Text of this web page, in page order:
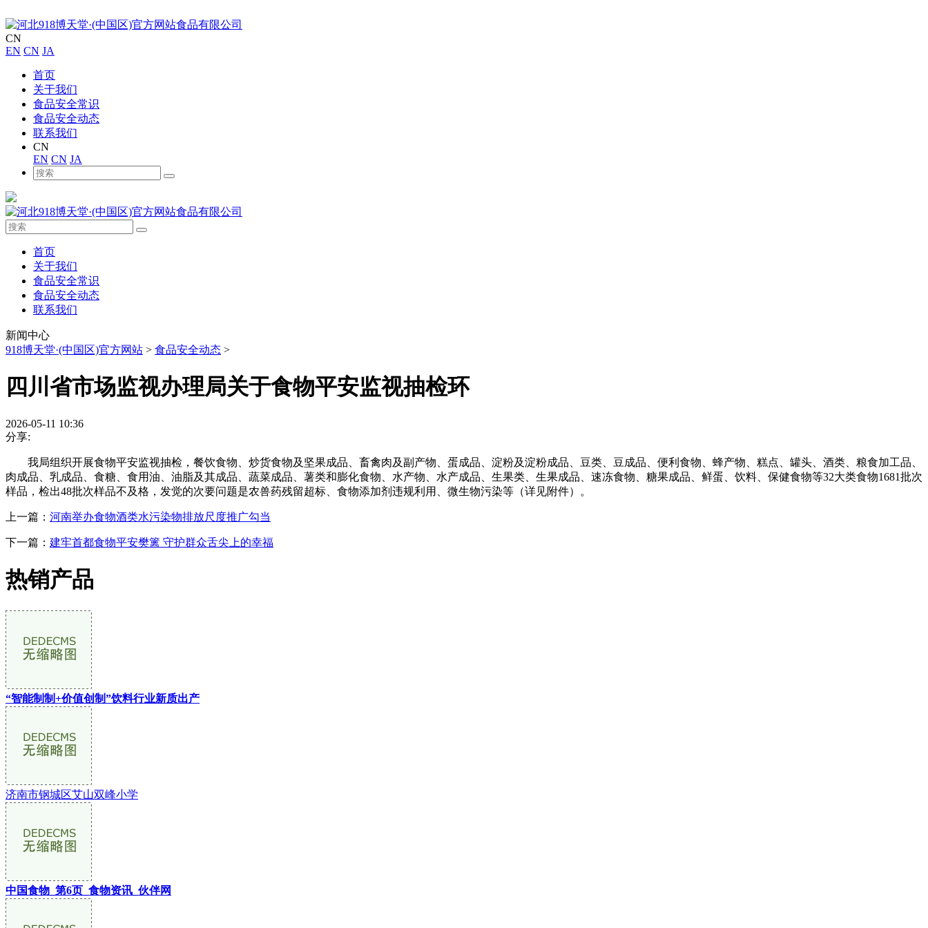
CN
EN CN JA
首页
关于我们
食品安全常识
食品安全动态
联系我们
CN
EN CN JA
首页
关于我们
食品安全常识
食品安全动态
联系我们
新闻中心
918博天堂·(中国区)官方网站 > 食品安全动态 >
四川省市场监视办理局关于食物平安监视抽检环
2026-05-11 10:36
分享:
我局组织开展食物平安监视抽检，餐饮食物、炒货食物及坚果成品、畜禽肉及副产物、蛋成品、淀粉及淀粉成品、豆类、豆成品、便利食物、蜂产物、糕点、罐头、酒类、粮食加工品、
肉成品、乳成品、食糖、食用油、油脂及其成品、蔬菜成品、薯类和膨化食物、水产物、水产成品、生果类、生果成品、速冻食物、糖果成品、鲜蛋、饮料、保健食物等32大类食物1681批次
样品，检出48批次样品不及格，发觉的次要问题是农兽药残留超标、食物添加剂违规利用、微生物污染等（详见附件）。
上一篇： 河南举办食物酒类水污染物排放尺度推广勾当
下一篇： 建牢首都食物平安樊篱 守护群众舌尖上的幸福
热销产品
“智能制制+价值创制”饮料行业新质出产
济南市钢城区艾山双峰小学
中国食物_第6页_食物资讯_伙伴网